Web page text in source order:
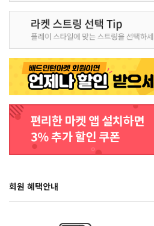
회원 혜택안내